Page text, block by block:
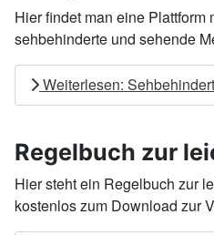
Hier findet man eine Plattform
sehbehinderte und sehende
Weiterlesen:
Regelbuch zur
Hier steht ein Regelbuch zur
kostenlos zum Download zur